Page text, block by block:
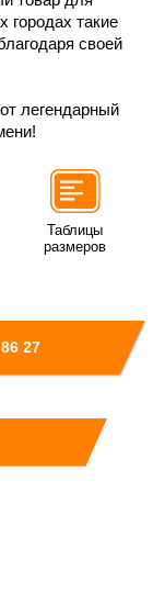
городах такие
своей
легендарный
Таблицы
размеров
27